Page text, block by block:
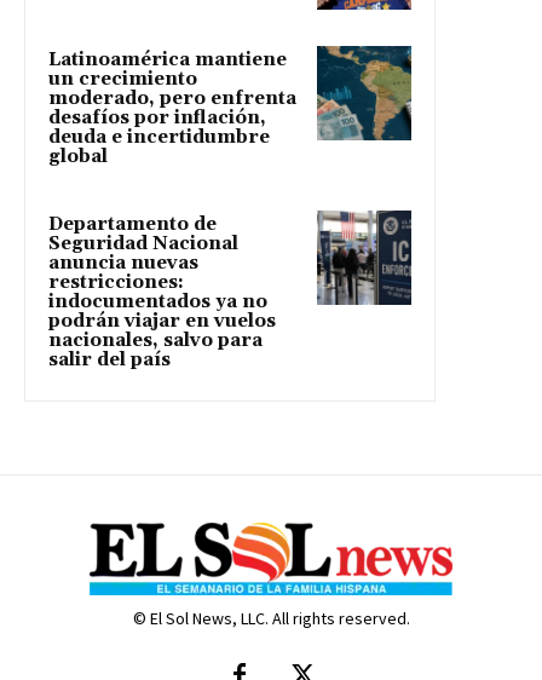
Latinoamérica mantiene
un crecimiento
moderado, pero enfrenta
desafíos por inflación,
deuda e incertidumbre
global
Departamento de
Seguridad Nacional
anuncia nuevas
restricciones:
indocumentados ya no
podrán viajar en vuelos
nacionales, salvo para
salir del país
© El Sol News, LLC. All rights reserved.